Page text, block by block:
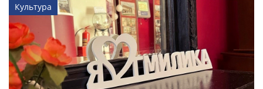
Культура